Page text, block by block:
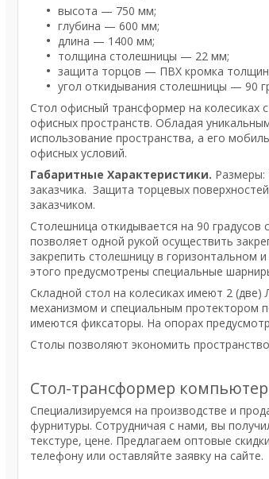
высота — 750 мм;
глубина — 600 мм;
длина — 1400 мм;
толщина столешницы — 22 мм;
защита торцов — ПВХ кромка
угол откидывания столешницы — 90
Стол офисный трансформер на колесиках
офисных пространств. Обладая
использование пространства, а его
офисных условий.
Габаритные Характеристики.
заказчика. Защита торцевых
заказчиком.
Столешница откидывается на 90
позволяет одной рукой осуществить
закрепить столешницу в горизонтальном
этого предусмотрены специальные
Складной стол на колесиках имеют 2
механизмом и специальным протектором
имеются фиксаторы. На опорах
Столы позволяют экономить
Стол-трансформер
Специализируемся на производстве и
фурнитуры. Сотрудничая с нами, вы
текстуре, цене. Предлагаем оптовые
телефону или оставляйте заявку на сайте.